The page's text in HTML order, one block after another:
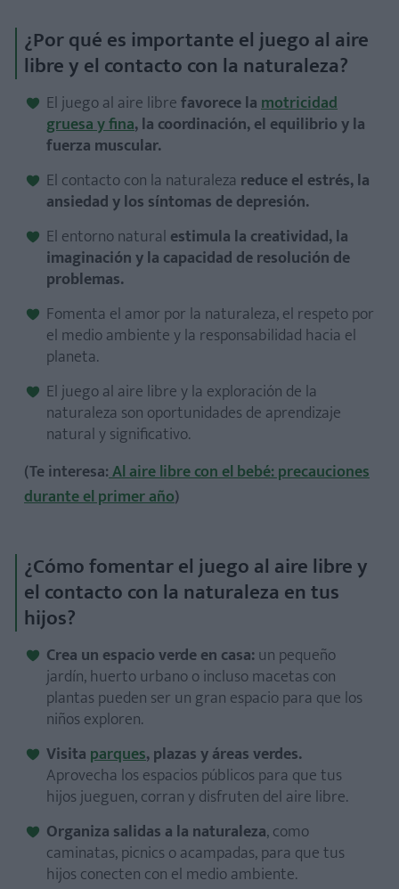
¿Por qué es importante el juego al aire
libre y el contacto con la naturaleza?
El juego al aire librefavorece lamotricidad
gruesa y fina, la coordinación, el equilibrio y la
fuerza muscular.
El contacto con la naturaleza reduce el estrés, la
ansiedad y los síntomas de depresión.
El entorno natural estimula la creatividad, la
imaginación y la capacidad de resolución de
problemas.
Fomenta el amor por la naturaleza, el respeto por
el medio ambiente y la responsabilidad hacia el
planeta.
El juego al aire libre y la exploración de la
naturaleza son oportunidades de aprendizaje
natural y significativo.
(Te interesa:Al aire libre con el bebé: precauciones
durante el primer año)
¿Cómo fomentar el juego al aire libre y
el contacto con la naturaleza en tus
hijos?
Crea un espacio verde en casa:un pequeño
jardín, huerto urbano o incluso macetas con
plantas pueden ser un gran espacio para que los
niños exploren.
Visita parques, plazas y áreas verdes.
Aprovecha los espacios públicos para que tus
hijos jueguen, corran y disfruten del aire libre.
Organiza salidas a la naturaleza, como
caminatas, picnics o acampadas, para que tus
hijos conecten con el medio ambiente.